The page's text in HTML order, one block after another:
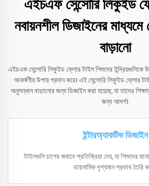
এইচএফ সেন্সোরি লিকুইড
নবায়নশীল ডিজাইনের মাধ্যমে
বাড়ানো
এইচএফ সেন্সোরি লিকুইড ফ্লোর টাইল শিশুদের ইন্দ্রিয়গুলিকে
আকর্ষণীয় উপায় প্রদান করে। এই সেন্সোরি লিকুইড ফ্লোর
অনুসন্ধান বাড়ানোর জন্য ডিজাইন করা হয়েছে, যা তাদের
জন্য আদর্শ।
ইন্টারঅ্যাকটিভ ডিজাইন
টাইলগুলি চাপের জবাবে প্রতিক্রিয়া দেয়, যা শিশুদের
ডায়নামিক দৃশ্যমান প্রভাব তৈরি